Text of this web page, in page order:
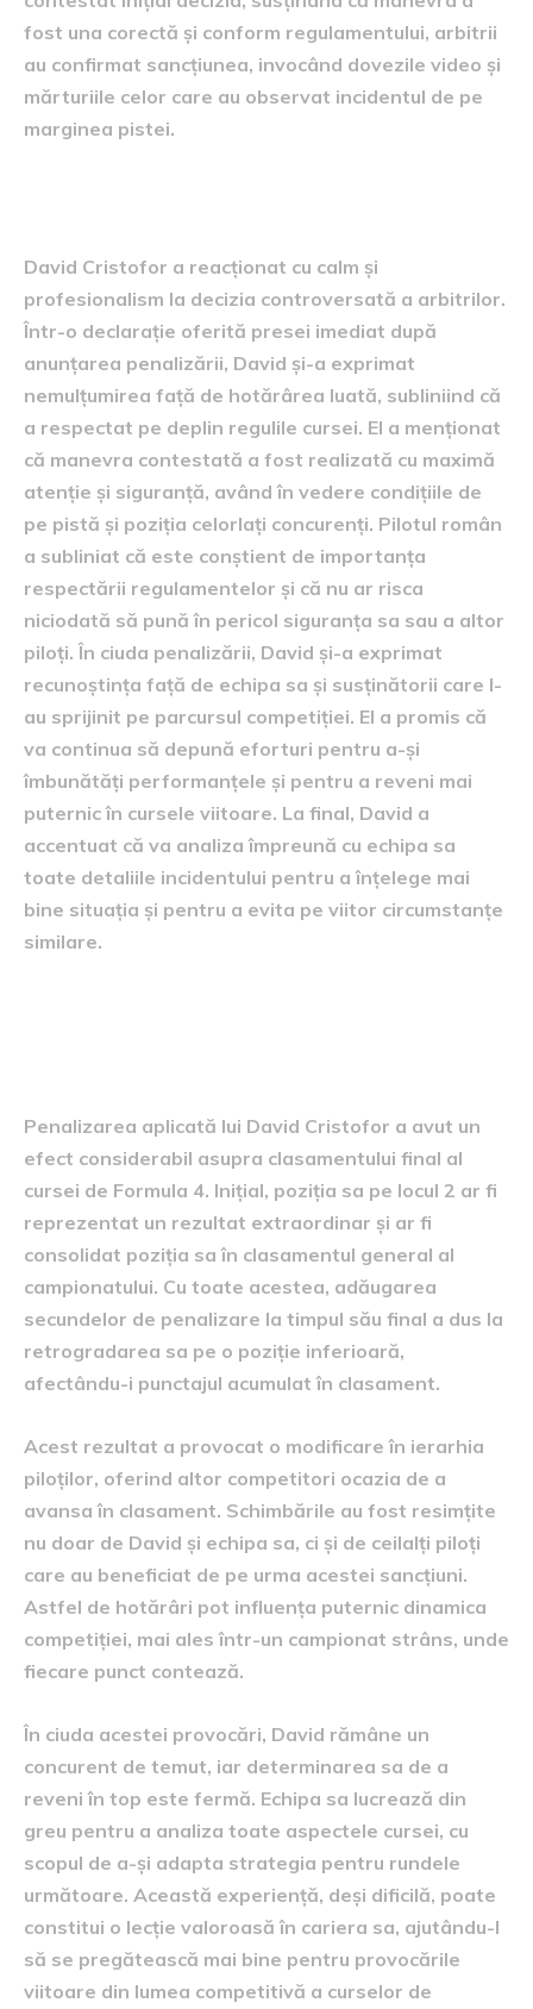
fost una corectă și conform regulamentului, arbitrii
au confirmat sancțiunea, invocând dovezile video și
mărturiile celor care au observat incidentul de pe
marginea pistei.
David Cristofor a reacționat cu calm și
profesionalism la decizia controversată a arbitrilor.
Într-o declarație oferită presei imediat după
anunțarea penalizării, David și-a exprimat
nemulțumirea față de hotărârea luată, subliniind că
a respectat pe deplin regulile cursei. El a menționat
că manevra contestată a fost realizată cu maximă
atenție și siguranță, având în vedere condițiile de
pe pistă și poziția celorlați concurenți. Pilotul român
a subliniat că este conștient de importanța
respectării regulamentelor și că nu ar risca
niciodată să pună în pericol siguranța sa sau a altor
piloți. În ciuda penalizării, David și-a exprimat
recunoștința față de echipa sa și susținătorii care l-
au sprijinit pe parcursul competiției. El a promis că
va continua să depună eforturi pentru a-și
îmbunătăți performanțele și pentru a reveni mai
puternic în cursele viitoare. La final, David a
accentuat că va analiza împreună cu echipa sa
toate detaliile incidentului pentru a înțelege mai
bine situația și pentru a evita pe viitor circumstanțe
similare.
Penalizarea aplicată lui David Cristofor a avut un
efect considerabil asupra clasamentului final al
cursei de Formula 4. Inițial, poziția sa pe locul 2 ar fi
reprezentat un rezultat extraordinar și ar fi
consolidat poziția sa în clasamentul general al
campionatului. Cu toate acestea, adăugarea
secundelor de penalizare la timpul său final a dus la
retrogradarea sa pe o poziție inferioară,
afectându-i punctajul acumulat în clasament.
Acest rezultat a provocat o modificare în ierarhia
piloților, oferind altor competitori ocazia de a
avansa în clasament. Schimbările au fost resimțite
nu doar de David și echipa sa, ci și de ceilalți piloți
care au beneficiat de pe urma acestei sancțiuni.
Astfel de hotărâri pot influența puternic dinamica
competiției, mai ales într-un campionat strâns, unde
fiecare punct contează.
În ciuda acestei provocări, David rămâne un
concurent de temut, iar determinarea sa de a
reveni în top este fermă. Echipa sa lucrează din
greu pentru a analiza toate aspectele cursei, cu
scopul de a-și adapta strategia pentru rundele
următoare. Această experiență, deși dificilă, poate
constitui o lecție valoroasă în cariera sa, ajutându-l
să se pregătească mai bine pentru provocările
viitoare din lumea competitivă a curselor de